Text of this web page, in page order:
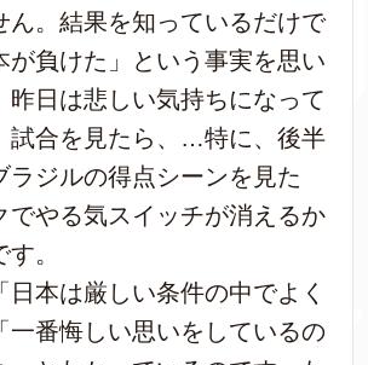
ん。結果を知っているだけで
が負けた」という事実を思い
昨日は悲しい気持ちになって
試合を見たら、…特に、後半
ラジルの得点シーンを見た
でやる気スイッチが消えるか
。
日本は厳しい条件の中でよく
一番悔しい思いをしているの